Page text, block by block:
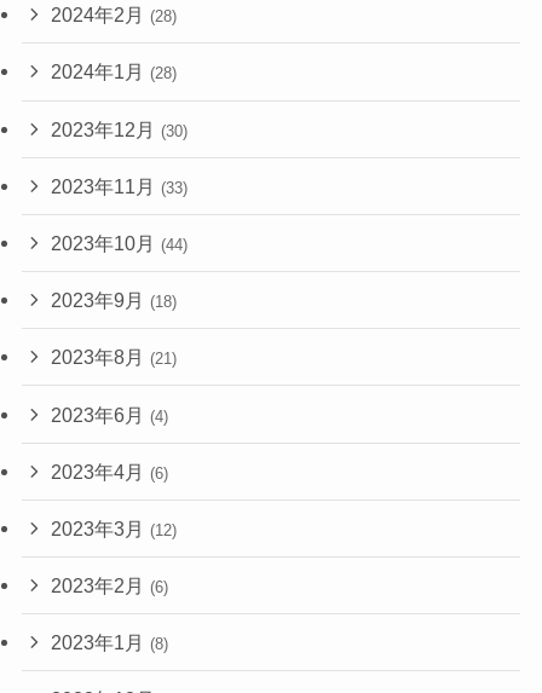
2024年2月 (28)
2024年1月 (28)
2023年12月 (30)
2023年11月 (33)
2023年10月 (44)
2023年9月 (18)
2023年8月 (21)
2023年6月 (4)
2023年4月 (6)
2023年3月 (12)
2023年2月 (6)
2023年1月 (8)